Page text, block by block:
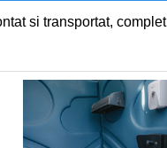
si transportat, complet